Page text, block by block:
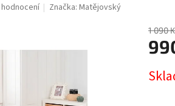
Značka:Matějovský
1 090
cena: